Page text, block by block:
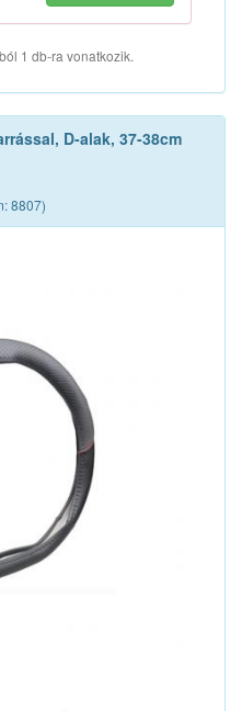
1 db-ra vonatkozik.
D-alak, 37-38cm
8807)